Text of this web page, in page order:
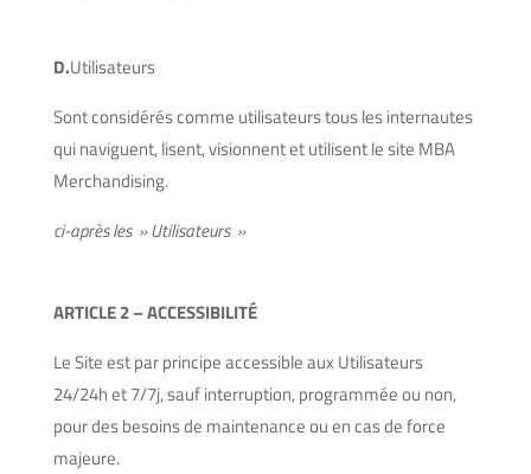
D.Utilisateurs
Sont considérés comme utilisateurs tous les internautes
qui naviguent, lisent, visionnent et utilisent le site MBA
Merchandising.
ci-après les » Utilisateurs »
ARTICLE 2 – ACCESSIBILITÉ
Le Site est par principe accessible aux Utilisateurs
24/24h et 7/7j, sauf interruption, programmée ou non,
pour des besoins de maintenance ou en cas de force
majeure.